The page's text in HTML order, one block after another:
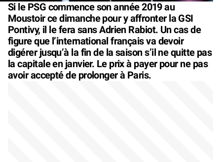
Si le PSG commence son année 2019 au
Moustoir ce dimanche pour y affronter la GSI
Pontivy, il le fera sans Adrien Rabiot. Un cas de
figure que l’international français va devoir
digérer jusqu’à la fin de la saison s’il ne quitte pas
la capitale en janvier. Le prix à payer pour ne pas
avoir accepté de prolonger à Paris.